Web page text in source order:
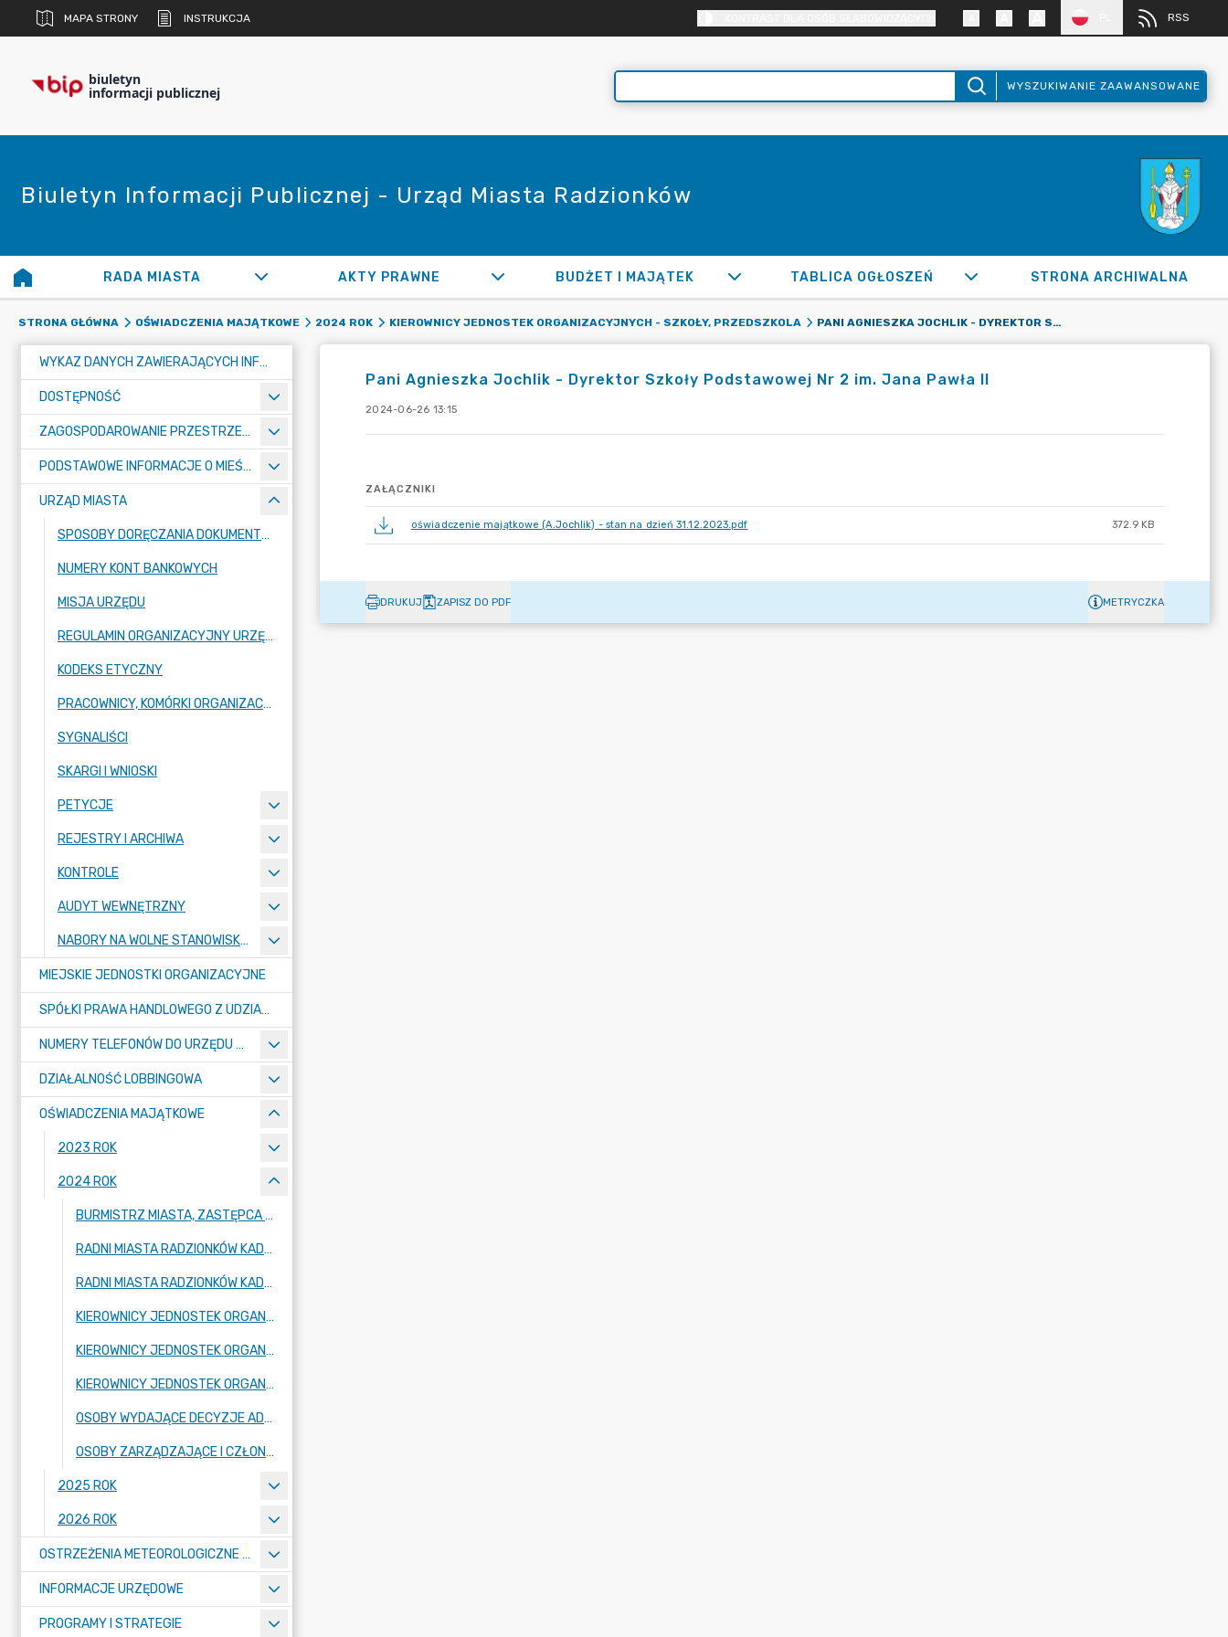
MAPA STRONY INSTRUKCJA RSS
biuletyn
informacji publicznej WYSZUKIWANIE ZAAWANSOWANE
Biuletyn Informacji Publicznej - Urząd Miasta Radzionków
RADA MIASTA AKTY PRAWNE BUDŻET I MAJĄTEK TABLICA OGŁOSZEŃ STRONA ARCHIWALNA
STRONA GŁÓWNA OŚWIADCZENIA MAJĄTKOWE 2024 ROK KIEROWNICY JEDNOSTEK ORGANIZACYJNYCH - SZKOŁY, PRZEDSZKOLA PANI AGNIESZKA JOCHLIK - DYREKTOR SZKOŁY PODSTAWOWEJ NR 2 IM. JANA PAWŁA II
WYKAZ DANYCH ZAWIERAJĄCYCH INFORMACJE O ŚRODOWISKU I JEGO OCHRONIE
DOSTĘPNOŚĆ
ZAGOSPODAROWANIE PRZESTRZENNE
PODSTAWOWE INFORMACJE O MIEŚCIE
URZĄD MIASTA
SPOSOBY DORĘCZANIA DOKUMENTÓW DO URZĘDU MIASTA RADZIONKÓW
NUMERY KONT BANKOWYCH
MISJA URZĘDU
REGULAMIN ORGANIZACYJNY URZĘDU
KODEKS ETYCZNY
PRACOWNICY, KOMÓRKI ORGANIZACYJNE URZĘDU
SYGNALIŚCI
SKARGI I WNIOSKI
PETYCJE
REJESTRY I ARCHIWA
KONTROLE
AUDYT WEWNĘTRZNY
NABORY NA WOLNE STANOWISKA PRACY
MIEJSKIE JEDNOSTKI ORGANIZACYJNE
SPÓŁKI PRAWA HANDLOWEGO Z UDZIAŁEM GMINY
NUMERY TELEFONÓW DO URZĘDU MIASTA, MIEJSKICH JEDNOSTEK ORGANIZACYJNYCH ORAZ SPÓŁEK PRAWA HANDLOWEGO Z UDZIAŁEM GMINY
DZIAŁALNOŚĆ LOBBINGOWA
OŚWIADCZENIA MAJĄTKOWE
2023 ROK
2024 ROK
BURMISTRZ MIASTA, ZASTĘPCA BURMISTRZA MIASTA, SEKRETARZ MIASTA, SKARBNIK MIASTA
RADNI MIASTA RADZIONKÓW KADENCJA 2018-2023 (KADENCJA PRZEDŁUŻONA DO 30.04.2024 ROKU)
RADNI MIASTA RADZIONKÓW KADENCJA 2024-2029
KIEROWNICY JEDNOSTEK ORGANIZACYJNYCH - SZKOŁY, PRZEDSZKOLA
KIEROWNICY JEDNOSTEK ORGANIZACYJNYCH GMINY - JEDNOSTKI BUDŻETOWE
KIEROWNICY JEDNOSTEK ORGANIZACYJNYCH - INSTYTUCJE KULTURY
OSOBY WYDAJĄCE DECYZJE ADMINISTRACYJNE W IMIENIU BURMISTRZA MIASTA
OSOBY ZARZĄDZAJĄCE I CZŁONKOWIE ORGANÓW ZARZĄDZAJĄCYCH GMINNYMI OSOBAMI PRAWNYMI
2025 ROK
2026 ROK
OSTRZEŻENIA METEOROLOGICZNE O ZŁYM STANIE POWIETRZA I INNE
INFORMACJE URZĘDOWE
PROGRAMY I STRATEGIE
Pani Agnieszka Jochlik - Dyrektor Szkoły Podstawowej Nr 2 im. Jana Pawła II
2024-06-26 13:15
ZAŁĄCZNIKI
oświadczenie majątkowe (A.Jochlik) - stan na dzień 31.12.2023.pdf 372.9 KB
DRUKUJ ZAPISZ DO PDF METRYCZKA